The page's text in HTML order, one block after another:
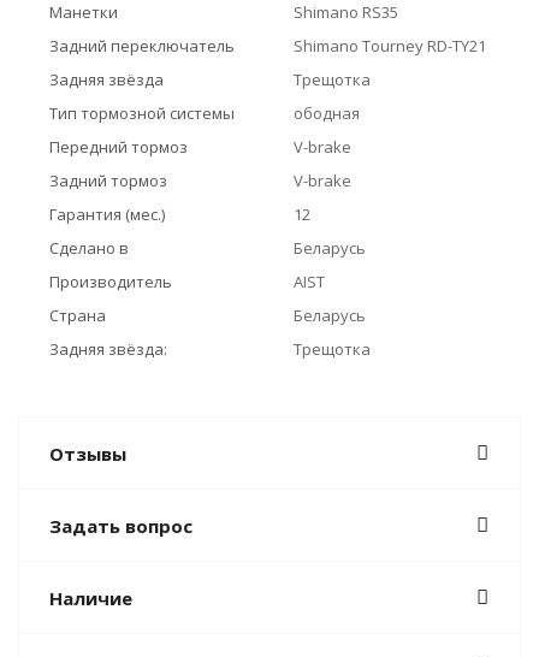
Манетки
Shimano RS35
Задний переключатель
Shimano Tourney RD-TY21
Задняя звёзда
Трещотка
Тип тормозной системы
ободная
Передний тормоз
V-brake
Задний тормоз
V-brake
Гарантия (мес.)
12
Сделано в
Беларусь
Производитель
AIST
Страна
Беларусь
Задняя звёзда:
Трещотка
Отзывы
Задать вопрос
Наличие